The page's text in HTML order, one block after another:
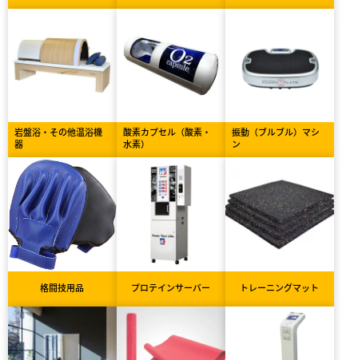
岩盤浴・その他温浴機
器
酸素カプセル（酸素・
水素）
振動（ブルブル）マシ
ン
格闘技用品 プロテインサーバー トレーニングマット